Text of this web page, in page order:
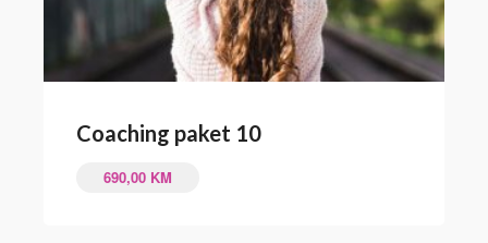
Coaching paket 10
690,00 KM